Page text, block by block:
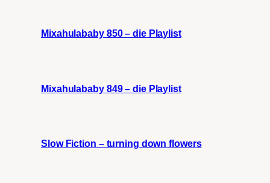
Mixahulababy 850 – die Playlist
Mixahulababy 849 – die Playlist
Slow Fiction – turning down flowers